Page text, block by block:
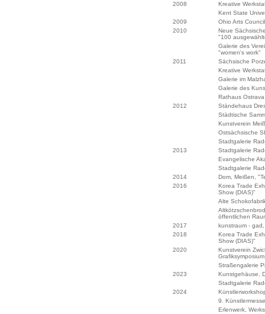
2008
Kreative
Kent State
2009
Ohio Arts
2010
Neue
"100
Galerie des
"women's work"
2011
Sächsische
Kreative
Galerie im
Galerie des
Rathaus
2012
Ständehaus
Städtische
Kunstverein
Ostsächsische
Stadtgalerie
2013
Stadtgalerie
Evangelische
Stadtgalerie
2014
Dom, Meißen,
2016
Korea Trade
Show (DIAS)"
Alte
öffentlichen
2017
kunstraum -
2018
Korea Trade
Show (DIAS)"
2020
Kunstverein
Straßengalerie
2023
Kunstgehäuse,
Stadtgalerie
2024
9.
Erlenwerk,